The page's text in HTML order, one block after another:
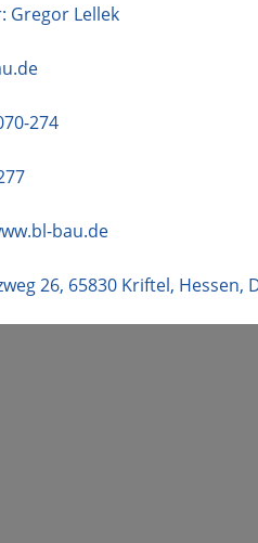
Gregor Lellek
274
bau.de
26, 65830 Kriftel, Hessen,